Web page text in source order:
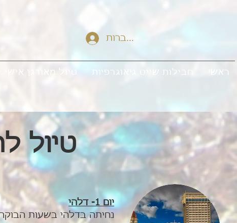
להתחברות
ראשי חבילות שייט גיאוגרפיות טיול מאורגן
טיול
יום 1- דלהי
נחיתה בדלהי בשעות